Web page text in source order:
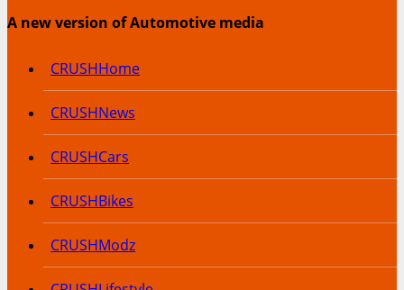
A new version of Automotive media
CRUSHHome
CRUSHNews
CRUSHCars
CRUSHBikes
CRUSHModz